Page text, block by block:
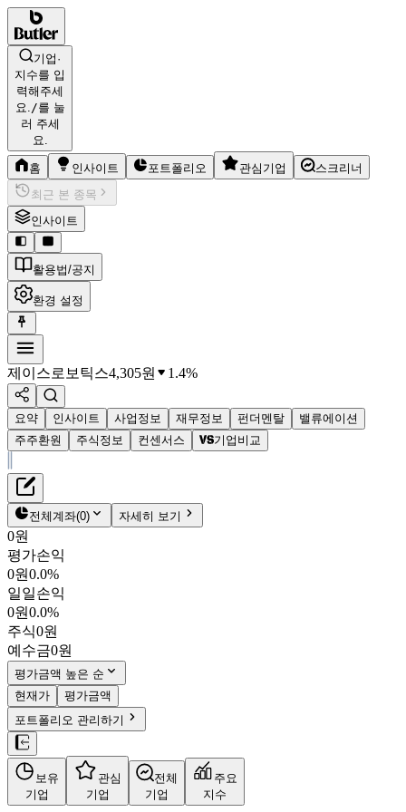
기업·
지수를 입
력해주세
요./를 눌
러 주세
요.
홈 인사이트 포트폴리오 관심기업
스크리너
최근 본 종목
인사이트
활용법/공지
환경 설정
제이스로보틱스4,305원 1.4%
요약 인사이트 사업정보 재무정보 펀더멘탈
밸류에이션
주주환원
주식정보 컨센서스 기업비교
제이스로보틱스
4,305원
090470
KOSDAQ
시가총액
PBR0.58
PER-
fPER -
배당수익률1.16%
자사주비율0.72%
결산월12월
4분기누적
10년
주재무제표
재무정보
펀더멘탈
밸류에이션
주주환원
컨센서스
주식정보
전체계좌(0) 자세히 보기
0원
평가손익
0원0.0%
일일손익
0원0.0%
주식0원
예수금0원
평가금액 높은 순
현재가
평가금액
포트폴리오 관리하기
보유
기업
관심
기업
전체
기업
주요
지수